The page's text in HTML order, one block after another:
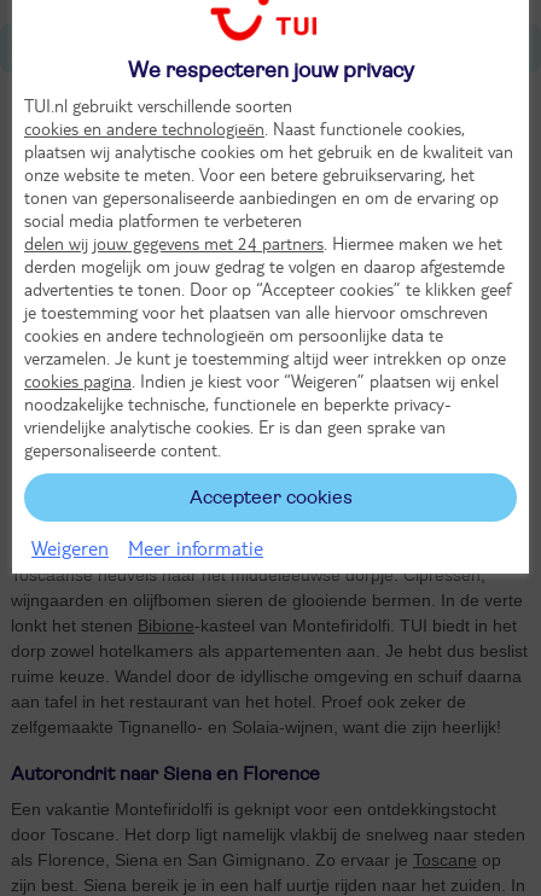
Tijdverschil met Nederland
Gelijk aan NL
Euro
Taal
Italiaans
Afstand tot Nederland
1300 km
Montefiridolfi is Toscane op zijn best
Proef het goede Italiaanse leven tijdens een vakantie in
Montefiridolfi. Dit kleine plaatsje vind je op een uurtje ten zuiden van
Florence, in hartje Chianti. Je rijdt via kronkelige weggetjes door de
Toscaanse heuvels naar het middeleeuwse dorpje. Cipressen,
wijngaarden en olijfbomen sieren de glooiende bermen. In de verte
lonkt het stenen Bibione-kasteel van Montefiridolfi. TUI biedt in het
dorp zowel hotelkamers als appartementen aan. Je hebt dus beslist
ruime keuze. Wandel door de idyllische omgeving en schuif daarna
aan tafel in het restaurant van het hotel. Proef ook zeker de
zelfgemaakte Tignanello- en Solaia-wijnen, want die zijn heerlijk!
Autorondrit naar Siena en Florence
Een vakantie Montefiridolfi is geknipt voor een ontdekkingstocht
door Toscane. Het dorp ligt namelijk vlakbij de snelweg naar steden
als Florence, Siena en San Gimignano. Zo ervaar je Toscane op
zijn best. Siena bereik je in een half uurtje rijden naar het zuiden. In
We respecteren jouw privacy
TUI.nl gebruikt verschillende soorten
cookies en andere technologieën . Naast functionele cookies,
plaatsen wij analytische cookies om het gebruik en de kwaliteit van
onze website te meten. Voor een betere gebruikservaring, het
tonen van gepersonaliseerde aanbiedingen en om de ervaring op
social media platformen te verbeteren
delen wij jouw gegevens met 24 partners . Hiermee maken we het
derden mogelijk om jouw gedrag te volgen en daarop afgestemde
advertenties te tonen. Door op “Accepteer cookies” te klikken geef
je toestemming voor het plaatsen van alle hiervoor omschreven
cookies en andere technologieën om persoonlijke data te
verzamelen. Je kunt je toestemming altijd weer intrekken op onze
cookies pagina . Indien je kiest voor “Weigeren” plaatsen wij enkel
noodzakelijke technische, functionele en beperkte privacy-
vriendelijke analytische cookies. Er is dan geen sprake van
gepersonaliseerde content.
Accepteer cookies
Weigeren Meer informatie